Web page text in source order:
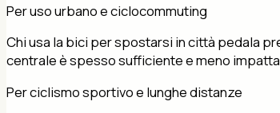
Per uso urbano e ciclocommuting
Chi usa la bici per spostarsi in città pedala
centrale è spesso sufficiente e meno
Per ciclismo sportivo e lunghe distanze